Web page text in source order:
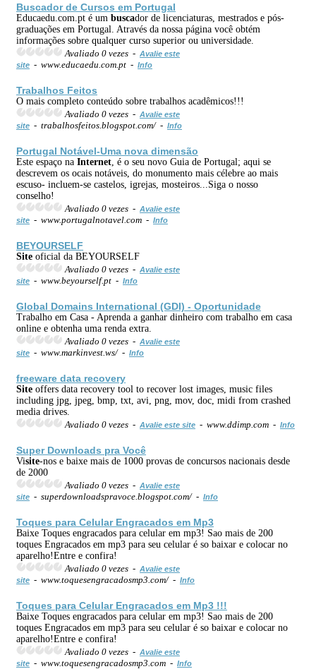
Buscador de Cursos em Portugal
Educaedu.com.pt é um buscador de licenciaturas, mestrados e pós-
graduações em Portugal. Através da nossa página você obtém
informações sobre qualquer curso superior ou universidade.
Avaliado 0 vezes - Avalie este
site - www.educaedu.com.pt - Info
Trabalhos Feitos
O mais completo conteúdo sobre trabalhos acadêmicos!!!
Avaliado 0 vezes - Avalie este
site - trabalhosfeitos.blogspot.com/ - Info
Portugal Notável-Uma nova dimensão
Este espaço na Internet , é o seu novo Guia de Portugal; aqui se
descrevem os ocais notáveis, do monumento mais célebre ao mais
escuso- incluem-se castelos, igrejas, mosteiros...Siga o nosso
conselho!
Avaliado 0 vezes - Avalie este
site - www.portugalnotavel.com - Info
BEYOURSELF
Site oficial da BEYOURSELF
Avaliado 0 vezes - Avalie este
site - www.beyourself.pt - Info
Global Domains International (GDI) - Oportunidade
Trabalho em Casa - Aprenda a ganhar dinheiro com trabalho em casa
online e obtenha uma renda extra.
Avaliado 0 vezes - Avalie este
site - www.markinvest.ws/ - Info
freeware data recovery
Site offers data recovery tool to recover lost images, music files
including jpg, jpeg, bmp, txt, avi, png, mov, doc, midi from crashed
media drives.
Avaliado 0 vezes - Avalie este site - www.ddimp.com - Info
Super Downloads pra Você
Visite-nos e baixe mais de 1000 provas de concursos nacionais desde
de 2000
Avaliado 0 vezes - Avalie este
site - superdownloadspravoce.blogspot.com/ - Info
Toques para Celular Engracados em Mp3
Baixe Toques engracados para celular em mp3! Sao mais de 200
toques Engracados em mp3 para seu celular é so baixar e colocar no
aparelho!Entre e confira!
Avaliado 0 vezes - Avalie este
site - www.toquesengracadosmp3.com/ - Info
Toques para Celular Engracados em Mp3 !!!
Baixe Toques engracados para celular em mp3! Sao mais de 200
toques Engracados em mp3 para seu celular é so baixar e colocar no
aparelho!Entre e confira!
Avaliado 0 vezes - Avalie este
site - www.toquesengracadosmp3.com - Info